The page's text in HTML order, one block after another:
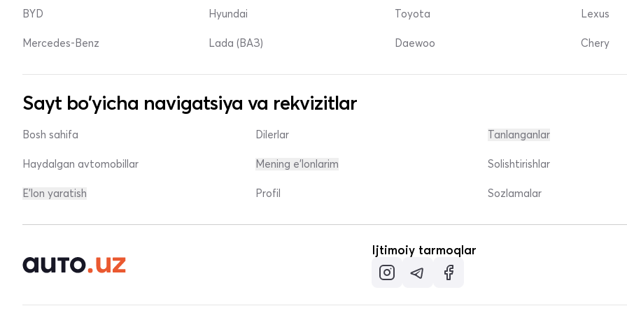
BYD
Mercedes-Benz
Hyundai
Lada (ВАЗ)
Toyota
Daewoo
Lexus
Chery
Sayt bo'yicha navigatsiya va rekvizitlar
Bosh sahifa
Haydalgan avtomobillar
E'lon yaratish
Dilerlar
Mening e'lonlarim
Profil
Tanlanganlar
Solishtirishlar
Sozlamalar
Ijtimoiy tarmoqlar